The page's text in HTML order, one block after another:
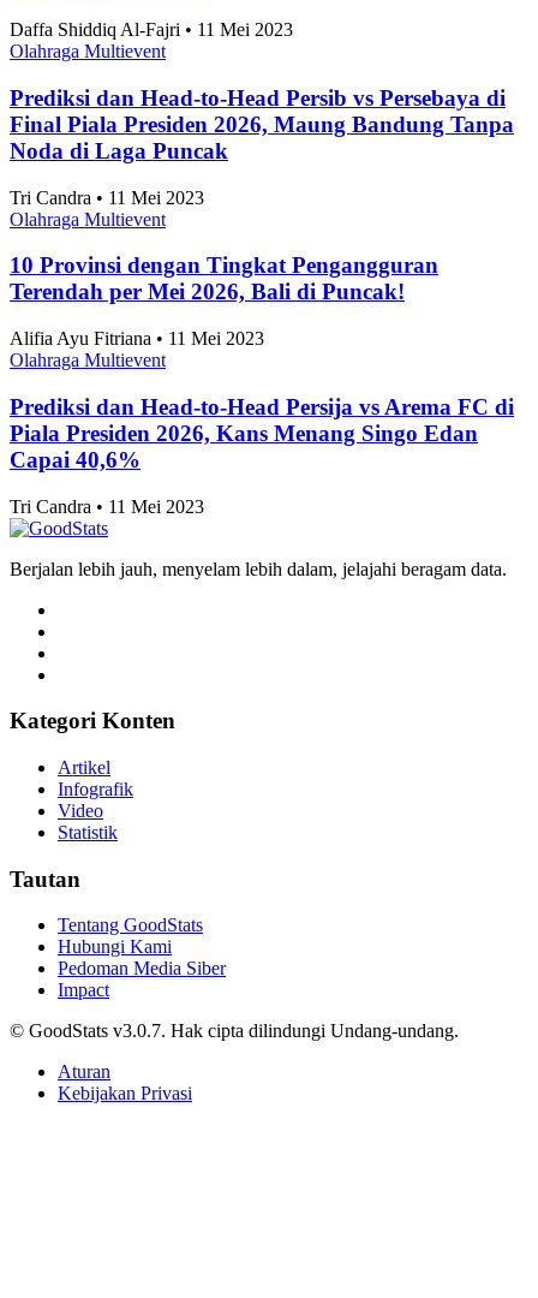
Daffa Shiddiq Al-Fajri • 11 Mei 2023
Olahraga Multievent
Prediksi dan Head-to-Head Persib vs Persebaya di
Final Piala Presiden 2026, Maung Bandung Tanpa
Noda di Laga Puncak
Tri Candra • 11 Mei 2023
Olahraga Multievent
10 Provinsi dengan Tingkat Pengangguran
Terendah per Mei 2026, Bali di Puncak!
Alifia Ayu Fitriana • 11 Mei 2023
Olahraga Multievent
Prediksi dan Head-to-Head Persija vs Arema FC di
Piala Presiden 2026, Kans Menang Singo Edan
Capai 40,6%
Tri Candra • 11 Mei 2023
Berjalan lebih jauh, menyelam lebih dalam, jelajahi beragam data.
Kategori Konten
Artikel
Infografik
Video
Statistik
Tautan
Tentang GoodStats
Hubungi Kami
Pedoman Media Siber
Impact
© GoodStats v3.0.7. Hak cipta dilindungi Undang-undang.
Aturan
Kebijakan Privasi